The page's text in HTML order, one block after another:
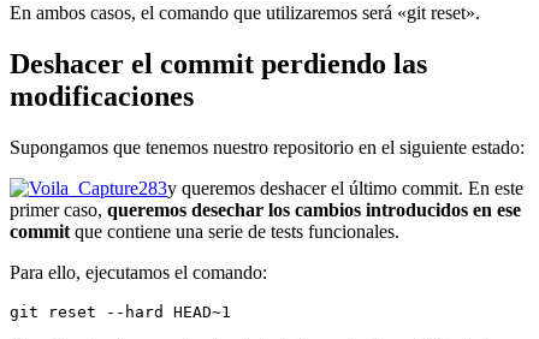
En ambos casos, el comando que utilizaremos será «git reset».
Deshacer el commit perdiendo las
modificaciones
Supongamos que tenemos nuestro repositorio en el siguiente estado:
y queremos deshacer el último commit. En este
primer caso, queremos desechar los cambios introducidos en ese
commit que contiene una serie de tests funcionales.
Para ello, ejecutamos el comando:
git reset --hard HEAD~1